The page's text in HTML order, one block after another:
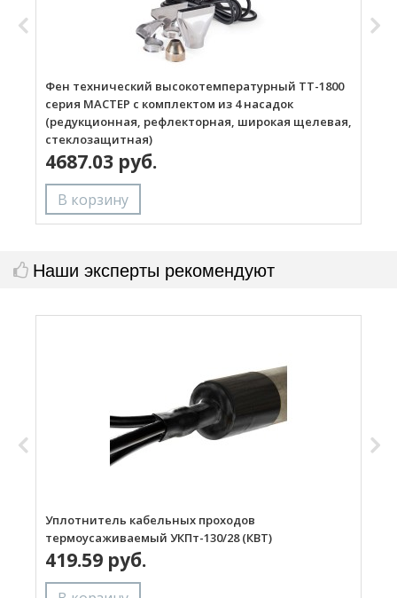
Фен технический высокотемпературный ТТ-1800
серия МАСТЕР с комплектом из 4 насадок
(редукционная, рефлекторная, широкая щелевая,
стеклозащитная)
4687.03 руб.
Наши эксперты рекомендуют
Уплотнитель кабельных проходов
термоусаживаемый УКПт-130/28 (КВТ)
419.59 руб.